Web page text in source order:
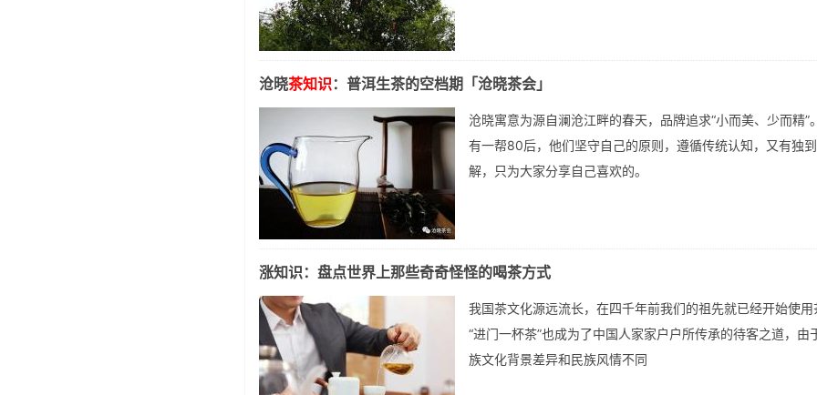
沧晓茶知识：普洱生茶的空档期「沧晓茶会」
沧晓寓意为源自澜沧江畔的春天，品牌追求“小而美、少而精”
有一帮80后，他们坚守自己的原则，遵循传统认知，又有独
解，只为大家分享自己喜欢的。
涨知识：盘点世界上那些奇奇怪怪的喝茶方式
我国茶文化源远流长，在四千年前我们的祖先就已经开始使用
“进门一杯茶”也成为了中国人家家户户所传承的待客之道，由
族文化背景差异和民族风情不同